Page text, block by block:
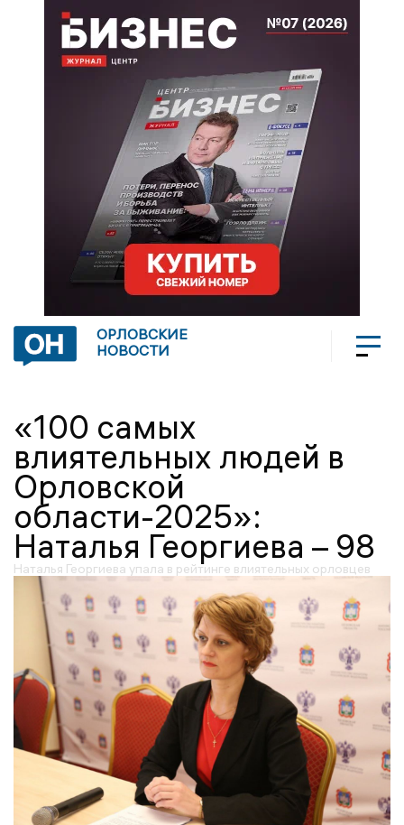
ОРЛОВСКИЕ
НОВОСТИ
«100 самых
влиятельных людей в
Орловской
области-2025»:
Наталья Георгиева – 98
Наталья Георгиева упала в рейтинге влиятельных орловцев